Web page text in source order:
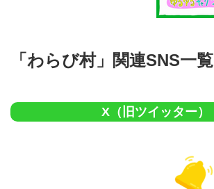
「わらび村」関連SNS一覧
X（旧ツイッター）